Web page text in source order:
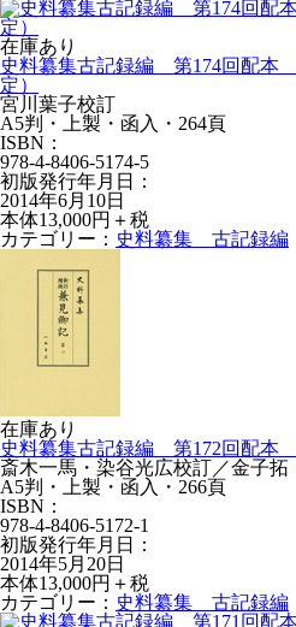
在庫あり
史料纂集古記録編 第174回配本
定）
宮川葉子校訂
A5判・上製・函入・264頁
ISBN：
978-4-8406-5174-5
初版発行年月日：
2014年6月10日
本体13,000円＋税
カテゴリー： 史料纂集 古記録編
在庫あり
史料纂集古記録編 第172回配
斎木一馬・染谷光広校訂／金子
A5判・上製・函入・266頁
ISBN：
978-4-8406-5172-1
初版発行年月日：
2014年5月20日
本体13,000円＋税
カテゴリー： 史料纂集 古記録編